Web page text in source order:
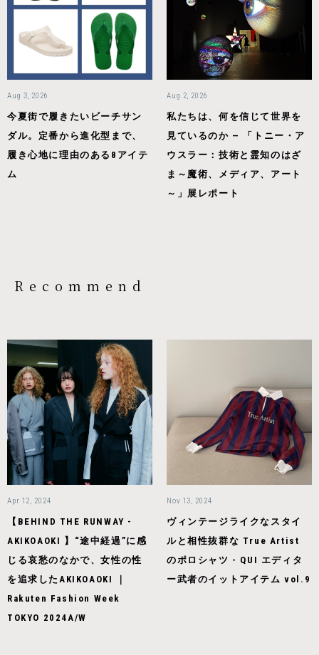
Aug 3, 2026
今夏街で履きたいビーチサン
ダル。定番から進化型まで、
履き心地に理由のある8アイテ
ム
Aug 2, 2026
私たちは、何を信じて世界を
見ているのか — 「トニー・ア
ウスラー：技術と霊知のはざ
ま～魔術、メディア、アート
～」展レポート
Recommend
Apr 12, 2024
【BEHIND THE RUNWAY -
AKIKOAOKI 】“途中経過”に感
じる哀愁のなかで、女性の性
を追求したAKIKOAOKI ｜
Rakuten Fashion Week
TOKYO 2024A/W
Nov 13, 2024
ヴィンテージライクなスタイ
ルと相性抜群な True Artist
のポロシャツ - QUI エディタ
ー武者のイットアイテム vol.9